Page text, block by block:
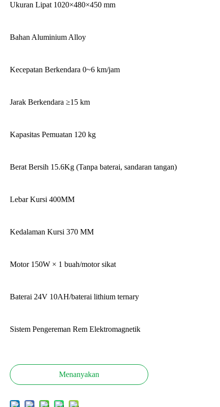
Ukuran Lipat 1020×480×450 mm
Bahan Aluminium Alloy
Kecepatan Berkendara 0~6 km/jam
Jarak Berkendara ≥15 km
Kapasitas Pemuatan 120 kg
Berat Bersih 15.6Kg (Tanpa baterai, sandaran tangan)
Lebar Kursi 400MM
Kedalaman Kursi 370 MM
Motor 150W × 1 buah/motor sikat
Baterai 24V 10AH/baterai lithium ternary
Sistem Pengereman Rem Elektromagnetik
Menanyakan